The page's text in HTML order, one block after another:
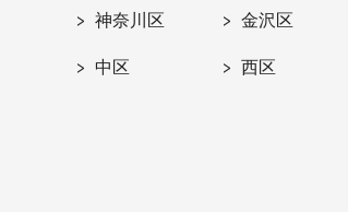
神奈川区 金沢区
中区 西区